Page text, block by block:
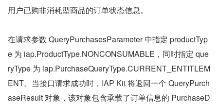
用户已购非消耗型商品的订单状态信息。
在请求参数 QueryPurchasesParameter 中指定 productTyp
e 为 iap.ProductType.NONCONSUMABLE，同时指定 que
ryType 为 iap.PurchaseQueryType.CURRENT_ENTITLEM
ENT。当接口请求成功时，IAP Kit 将返回一个 QueryPurch
aseResult 对象，该对象包含承载了订单信息的 PurchaseD